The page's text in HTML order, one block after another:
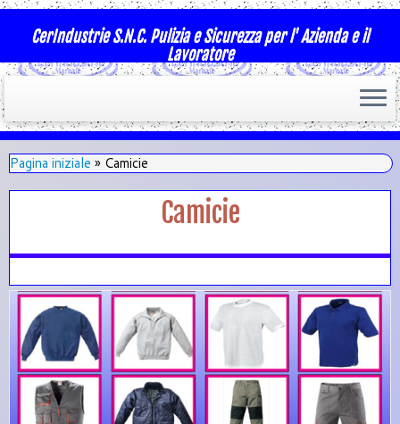
CerIndustrie S.N.C. Pulizia e Sicurezza per l' Azienda e il
Lavoratore
Pagina iniziale » Camicie
Camicie